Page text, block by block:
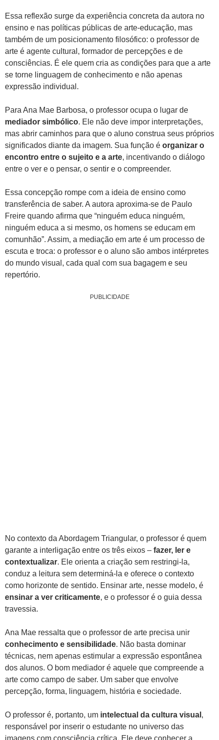
Essa reflexão surge da experiência concreta da autora no
ensino e nas políticas públicas de arte-educação, mas
também de um posicionamento filosófico: o professor de
arte é agente cultural, formador de percepções e de
consciências. É ele quem cria as condições para que a arte
se torne linguagem de conhecimento e não apenas
expressão individual.
Para Ana Mae Barbosa, o professor ocupa o lugar de
mediador simbólico. Ele não deve impor interpretações,
mas abrir caminhos para que o aluno construa seus próprios
significados diante da imagem. Sua função é organizar o
encontro entre o sujeito e a arte, incentivando o diálogo
entre o ver e o pensar, o sentir e o compreender.
Essa concepção rompe com a ideia de ensino como
transferência de saber. A autora aproxima-se de Paulo
Freire quando afirma que “ninguém educa ninguém,
ninguém educa a si mesmo, os homens se educam em
comunhão”. Assim, a mediação em arte é um processo de
escuta e troca: o professor e o aluno são ambos intérpretes
do mundo visual, cada qual com sua bagagem e seu
repertório.
PUBLICIDADE
No contexto da Abordagem Triangular, o professor é quem
garante a interligação entre os três eixos – fazer, ler e
contextualizar. Ele orienta a criação sem restringi-la,
conduz a leitura sem determiná-la e oferece o contexto
como horizonte de sentido. Ensinar arte, nesse modelo, é
ensinar a ver criticamente, e o professor é o guia dessa
travessia.
Ana Mae ressalta que o professor de arte precisa unir
conhecimento e sensibilidade. Não basta dominar
técnicas, nem apenas estimular a expressão espontânea
dos alunos. O bom mediador é aquele que compreende a
arte como campo de saber. Um saber que envolve
percepção, forma, linguagem, história e sociedade.
O professor é, portanto, um intelectual da cultura visual ,
responsável por inserir o estudante no universo das